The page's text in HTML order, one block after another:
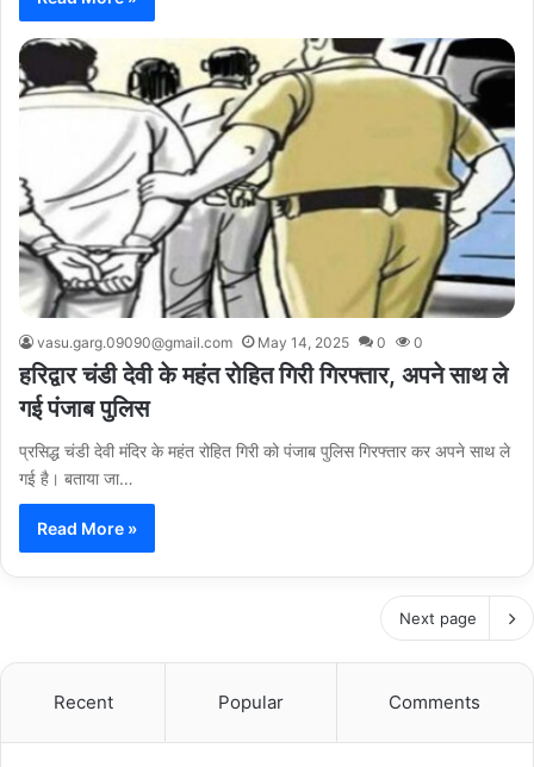
vasu.garg.09090@gmail.com May 14, 2025 0 0
हरिद्वार चंडी देवी के महंत रोहित गिरी गिरफ्तार, अपने साथ ले
गई पंजाब पुलिस
प्रसिद्ध चंडी देवी मंदिर के महंत रोहित गिरी को पंजाब पुलिस गिरफ्तार कर अपने साथ ले
गई है। बताया जा…
Read More »
Next page
Recent Popular Comments